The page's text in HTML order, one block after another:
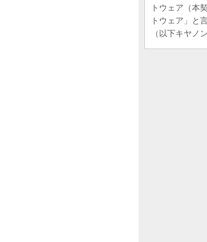
トウェア（本
トウェア」と
（以下キヤノ